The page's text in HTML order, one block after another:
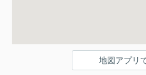
地図アプリ